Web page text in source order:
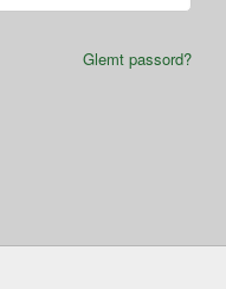
Glemt passord?